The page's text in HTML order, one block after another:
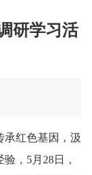
研学习活
红色基因，汲
，5月28日，